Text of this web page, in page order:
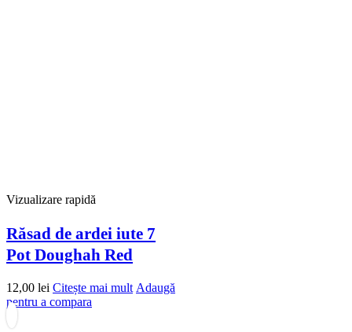
Vizualizare rapidă
Răsad de ardei iute 7
Pot Doughah Red
12,00 lei Citește mai mult Adaugă
pentru a compara